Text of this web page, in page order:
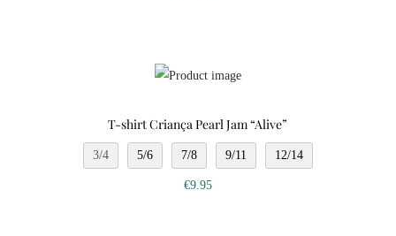
T-shirt Criança Pearl Jam “Alive”
3/4 5/6 7/8 9/11 12/14
€9.95